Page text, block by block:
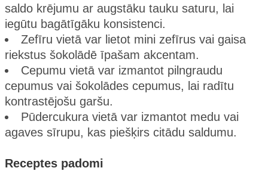
saldo krējumu ar augstāku tauku saturu, lai
iegūtu bagātīgāku konsistenci.
Zefīru vietā var lietot mini zefīrus vai gaisa
riekstus šokolādē īpašam akcentam.
Cepumu vietā var izmantot pilngraudu
cepumus vai šokolādes cepumus, lai radītu
kontrastējošu garšu.
Pūdercukura vietā var izmantot medu vai
agaves sīrupu, kas piešķirs citādu saldumu.
Receptes padomi